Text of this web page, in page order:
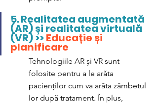
5.Realitatea augmentată
(AR) și realitatea virtuală
(VR) >> Educație și
planificare
Tehnologiile AR și VR sunt
folosite pentru a le arăta
pacienților cum va arăta zâmbetul
lor după tratament. În plus,